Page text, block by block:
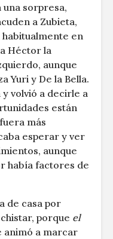
una sorpresa,
a Zubieta,
en
Héctor la
aunque
Yuri y De la Bella.
volvió a decirle a
están
más
esperar y ver
aunque
había factores de
de casa por
porque el
animó a marcar